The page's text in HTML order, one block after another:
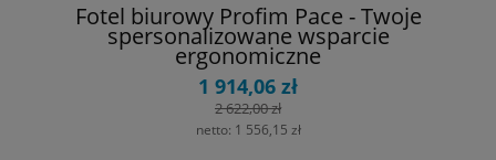
Fotel biurowy Profim Pace - Twoje
spersonalizowane wsparcie
ergonomiczne
1 914,06 zł
2 622,00 zł
netto: 1 556,15 zł